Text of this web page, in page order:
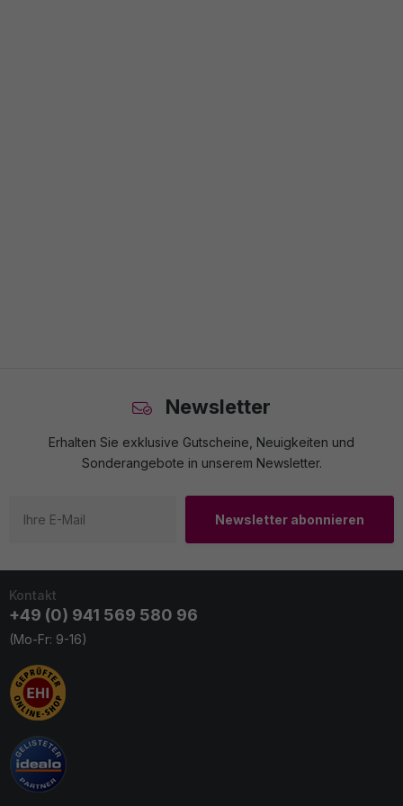
Newsletter
Erhalten Sie exklusive Gutscheine, Neuigkeiten und
Sonderangebote in unserem Newsletter.
Newsletter abonnieren
Kontakt
+49 (0) 941 569 580 96
(Mo-Fr: 9-16)